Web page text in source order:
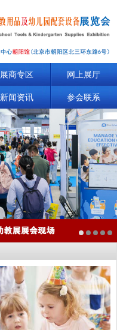
展商专区 网上展厅
新闻资讯 参会联系